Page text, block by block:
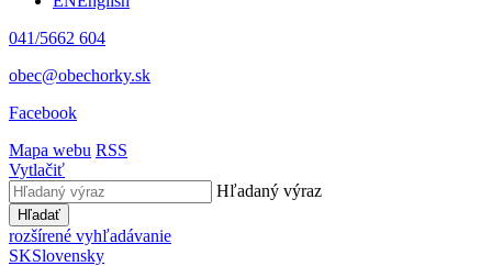
041/5662 604
obec@obechorky.sk
Facebook
Mapa webu RSS
Vytlačiť
Hľadaný výraz
Hľadať
rozšírené vyhľadávanie
SKSlovensky